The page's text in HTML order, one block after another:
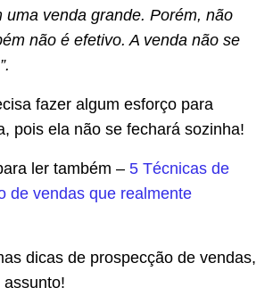
uma venda grande. Porém, não
não é efetivo. A venda não se
fazer algum esforço para
pois ela não se fechará sozinha!
ler também – 5 Técnicas de
de vendas que realmente
dicas de prospecção de vendas,